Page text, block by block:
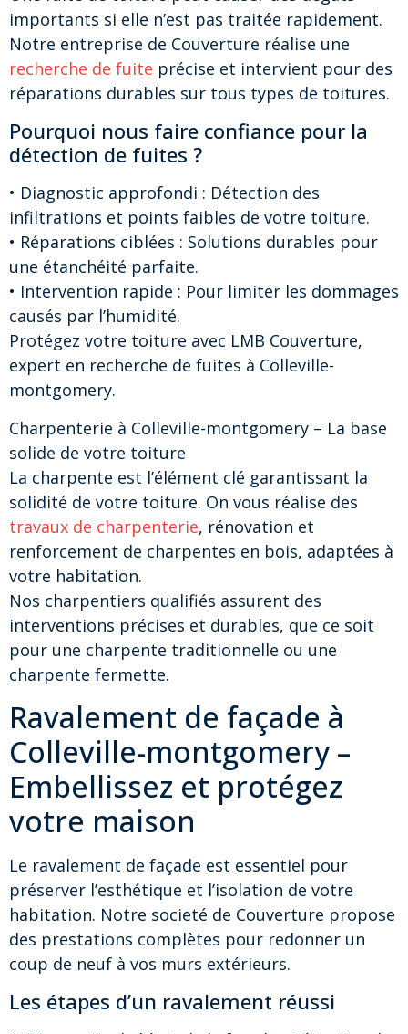
importants si elle n’est pas traitée rapidement.
Notre entreprise de Couverture réalise une
recherche de fuite précise et intervient pour des
réparations durables sur tous types de toitures.
Pourquoi nous faire confiance pour la
détection de fuites ?
• Diagnostic approfondi : Détection des
infiltrations et points faibles de votre toiture.
• Réparations ciblées : Solutions durables pour
une étanchéité parfaite.
• Intervention rapide : Pour limiter les dommages
causés par l’humidité.
Protégez votre toiture avec LMB Couverture,
expert en recherche de fuites à Colleville-
montgomery.
Charpenterie à Colleville-montgomery – La base
solide de votre toiture
La charpente est l’élément clé garantissant la
solidité de votre toiture. On vous réalise des
travaux de charpenterie, rénovation et
renforcement de charpentes en bois, adaptées à
votre habitation.
Nos charpentiers qualifiés assurent des
interventions précises et durables, que ce soit
pour une charpente traditionnelle ou une
charpente fermette.
Ravalement de façade à
Colleville-montgomery –
Embellissez et protégez
votre maison
Le ravalement de façade est essentiel pour
préserver l’esthétique et l’isolation de votre
habitation. Notre societé de Couverture propose
des prestations complètes pour redonner un
coup de neuf à vos murs extérieurs.
Les étapes d’un ravalement réussi